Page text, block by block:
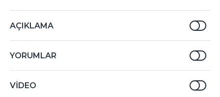
AÇIKLAMA
YORUMLAR
VIDEO